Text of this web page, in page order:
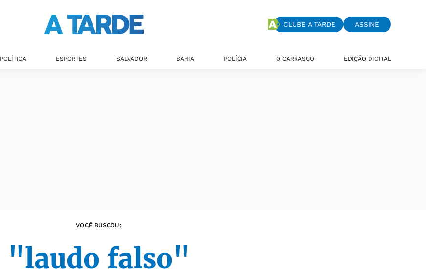
CLUBE A TARDE ASSINE
POLÍTICA ESPORTES SALVADOR BAHIA POLÍCIA O CARRASCO EDIÇÃO DIGITAL
VOCÊ BUSCOU:
"laudo falso"